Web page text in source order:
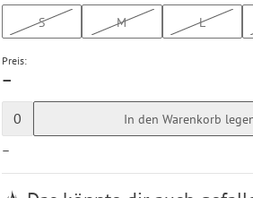
S M L
Preis:
—
0 In den Warenkorb
—